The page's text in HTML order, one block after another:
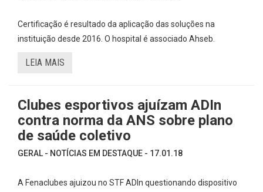
Certificação é resultado da aplicação das soluções na
instituição desde 2016. O hospital é associado Ahseb.
LEIA MAIS
Clubes esportivos ajuízam ADIn
contra norma da ANS sobre plano
de saúde coletivo
GERAL - NOTÍCIAS EM DESTAQUE - 17.01.18
A Fenaclubes ajuizou no STF ADIn questionando dispositivo